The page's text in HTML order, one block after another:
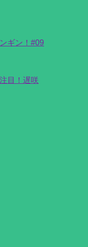
ギン！#09
目！遅咲